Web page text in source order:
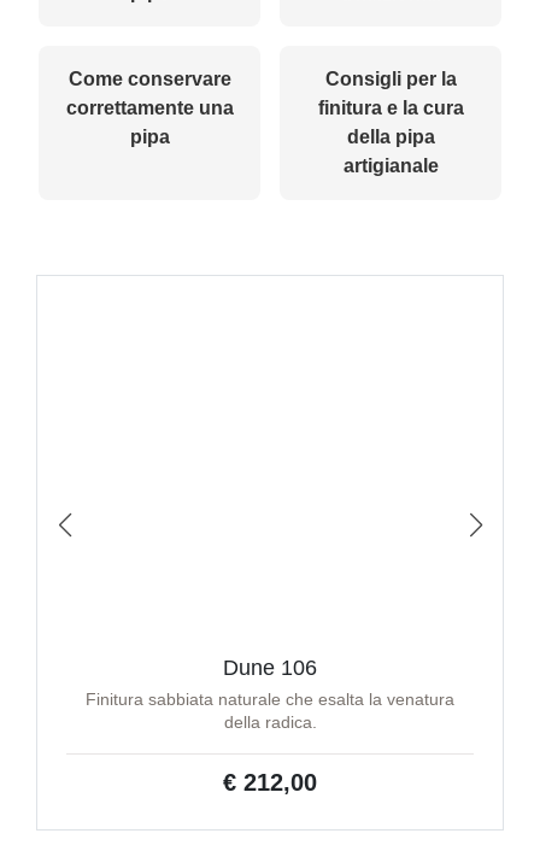
Come conservare
correttamente una
pipa
Consigli per la
finitura e la cura
della pipa
artigianale
Dune 106
Finitura sabbiata naturale che esalta la venatura
della radica.
€ 212,00